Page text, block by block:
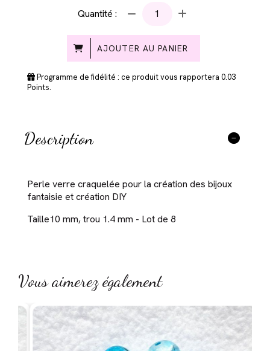
Quantité :
AJOUTER AU PANIER
Programme de fidélité : ce produit vous rapportera 0.03
Points.
Description
Perle verre craquelée pour la création des bijoux
fantaisie et création DIY
Taille10 mm, trou 1.4 mm - Lot de 8
Vous aimerez également